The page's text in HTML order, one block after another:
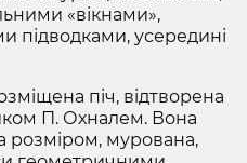
«вікнами»,
підводками, усередині
піч, відтворена
П. Охналем. Вона
розміром, мурована,